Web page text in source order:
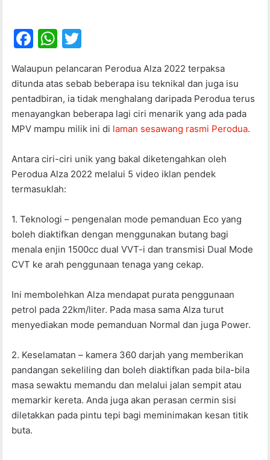
F
c
e
b
o
o
k
W
at
s
A
p
p
itt
er
Walaupun pelancaran Perodua Alza 2022 terpaksa
ditunda atas sebab beberapa isu teknikal dan juga isu
pentadbiran, ia tidak menghalang daripada Perodua terus
menayangkan beberapa lagi ciri menarik yang ada pada
MPV mampu milik ini di laman sesawang rasmi Perodua.
Antara ciri-ciri unik yang bakal diketengahkan oleh
Perodua Alza 2022 melalui 5 video iklan pendek
termasuklah:
1. Teknologi – pengenalan mode pemanduan Eco yang
boleh diaktifkan dengan menggunakan butang bagi
menala enjin 1500cc dual VVT-i dan transmisi Dual Mode
CVT ke arah penggunaan tenaga yang cekap.
Ini membolehkan Alza mendapat purata penggunaan
petrol pada 22km/liter. Pada masa sama Alza turut
menyediakan mode pemanduan Normal dan juga Power.
2. Keselamatan – kamera 360 darjah yang memberikan
pandangan sekeliling dan boleh diaktifkan pada bila-bila
masa sewaktu memandu dan melalui jalan sempit atau
memarkir kereta. Anda juga akan perasan cermin sisi
diletakkan pada pintu tepi bagi meminimakan kesan titik
buta.